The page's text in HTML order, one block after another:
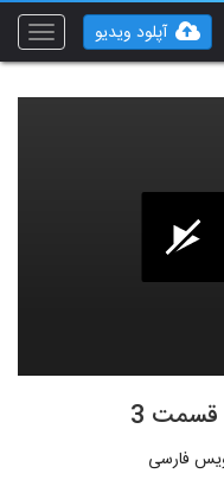
Toggle
آپلود ویدیو